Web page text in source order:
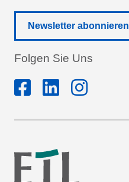
Newsletter abonnieren
Folgen Sie Uns